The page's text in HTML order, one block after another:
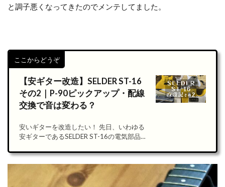
と調子悪くなってきたのでメンテしてました。
ここからどうぞ
【安ギター改造】SELDER ST-16
その2｜P-90ピックアップ・配線
交換で音は変わる？
安いギターを改造したい！ 先日、いわゆる
安ギターであるSELDER ST-16の電気部品以
subtitle=ここからどうぞ url=https://rikiya-
ieshim[…]